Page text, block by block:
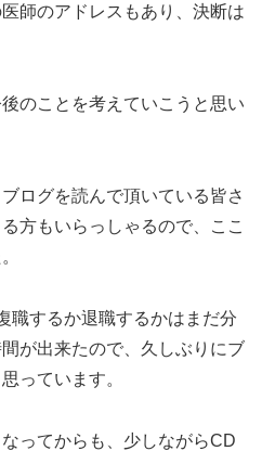
師のアドレスもあり、決断は
のことを考えていこうと思い
ログを読んで頂いている皆さ
方もいらっしゃるので、ここ
職するか退職するかはまだ分
が出来たので、久しぶりにブ
っています。
ってからも、少しながらCD